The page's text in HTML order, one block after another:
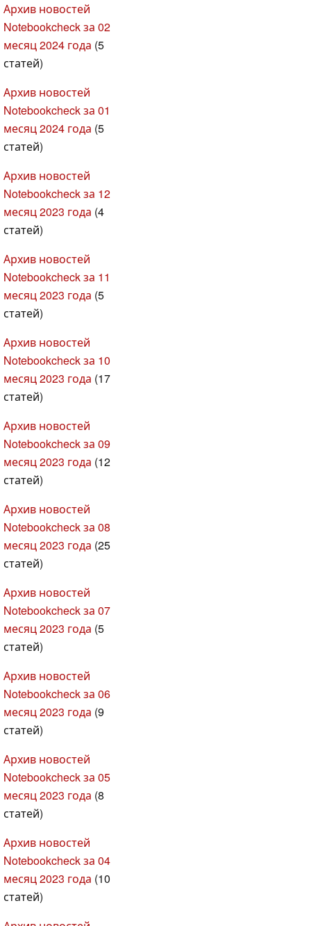
Архив новостей
Notebookcheck за 02
месяц 2024 года (5
статей)
Архив новостей
Notebookcheck за 01
месяц 2024 года (5
статей)
Архив новостей
Notebookcheck за 12
месяц 2023 года (4
статей)
Архив новостей
Notebookcheck за 11
месяц 2023 года (5
статей)
Архив новостей
Notebookcheck за 10
месяц 2023 года (17
статей)
Архив новостей
Notebookcheck за 09
месяц 2023 года (12
статей)
Архив новостей
Notebookcheck за 08
месяц 2023 года (25
статей)
Архив новостей
Notebookcheck за 07
месяц 2023 года (5
статей)
Архив новостей
Notebookcheck за 06
месяц 2023 года (9
статей)
Архив новостей
Notebookcheck за 05
месяц 2023 года (8
статей)
Архив новостей
Notebookcheck за 04
месяц 2023 года (10
статей)